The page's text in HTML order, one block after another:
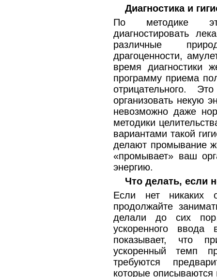
Диагностика и
По методике
диагностировать
различные
драгоценности,
время диагностики
программу приема
отрицательного.
организовать некую
невозможно даже
методики
вариантами такой
делают промывание
«промывает» ваш
энергию.
Что делать, если
Если нет никаких
продолжайте
делали до сих
ускоренного ввода
показывает, что
ускоренный темп
требуются
которые